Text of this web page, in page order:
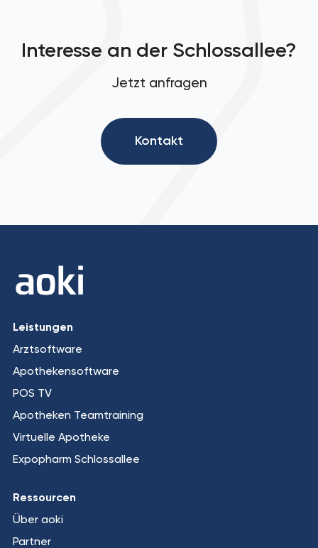
Interesse an der Schlossallee?
Jetzt anfragen
Kontakt
Leistungen
Arztsoftware
Apothekensoftware
POS TV
Apotheken Teamtraining
Virtuelle Apotheke
Expopharm Schlossallee
Ressourcen
Über aoki
Partner